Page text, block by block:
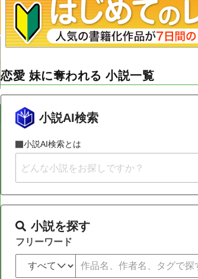
恋愛 妹に奪われる 小説一覧
小説AI検索
小説AI検索とは
小説を探す
フリーワード